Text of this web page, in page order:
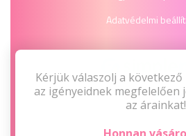
Adatvédelmi
Kérjük válaszolj a
az igényeidnek megfelelően
az árainkat!